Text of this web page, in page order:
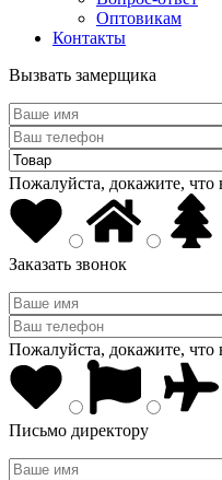
Оптовикам
Контакты
Вызвать замерщика
Пожалуйста, докажите, что
Заказать звонок
Пожалуйста, докажите, что
Письмо директору